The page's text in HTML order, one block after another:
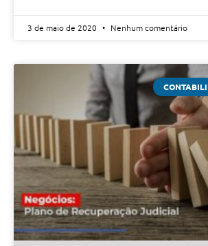
3 de maio de 2020 Nenhum comentário